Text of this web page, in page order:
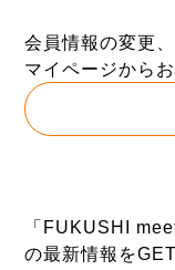
会員情報の変更
マイページから
「FUKUSHI
の最新情報を